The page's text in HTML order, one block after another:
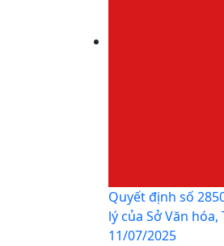
Quyết định số
lý của Sở Văn
11/07/2025